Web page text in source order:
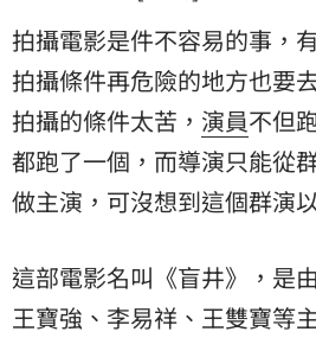
拍攝電影是件不容易的事，
拍攝條件再危險的地方也要
拍攝的條件太苦， 演員不但
都跑了一個，而導演只能從
做主演，可沒想到這個群演
這部電影名叫《盲井》，是
王寶強、李易祥、王雙寶等